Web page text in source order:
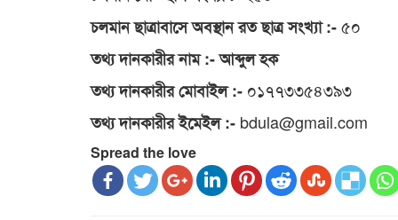
চলমান ছাত্রাবাসে অবস্থান রত ছাত্র সংখ্যা :-৫০
তথ্য দানকারীর নাম :- আব্দুল হক
তথ্য দানকারীর মোবাইল :- ০১৭৭৩৩৫৪৩৯৩
তথ্য দানকারীর ইমেইল :- bdula@gmail.com
Spread the love